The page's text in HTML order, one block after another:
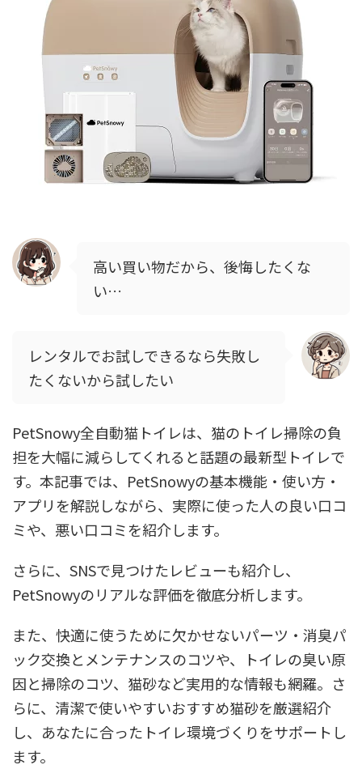
高い買い物だから、後悔したくな
い…
レンタルでお試しできるなら失敗し
たくないから試したい
PetSnowy全自動猫トイレは、猫のトイレ掃除の負
担を大幅に減らしてくれると話題の最新型トイレで
す。本記事では、PetSnowyの基本機能・使い方・
アプリを解説しながら、実際に使った人の良い口コ
ミや、悪い口コミを紹介します。
さらに、SNSで見つけたレビューも紹介し、
PetSnowyのリアルな評価を徹底分析します。
また、快適に使うために欠かせないパーツ・消臭パ
ック交換とメンテナンスのコツや、トイレの臭い原
因と掃除のコツ、猫砂など実用的な情報も網羅。さ
らに、清潔で使いやすいおすすめ猫砂を厳選紹介
し、あなたに合ったトイレ環境づくりをサポートし
ます。